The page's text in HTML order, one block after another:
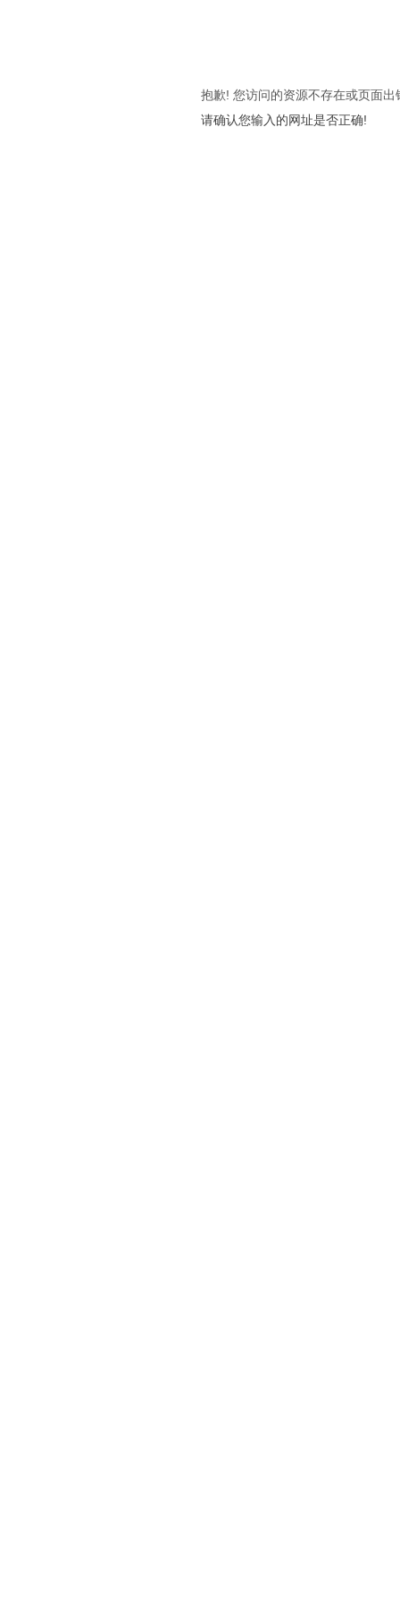
抱歉! 您访问的资源不存在或页面出
请确认您输入的网址是否正确!